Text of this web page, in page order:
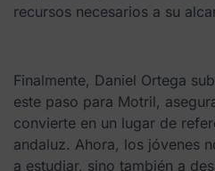
recursos necesarios a su
Finalmente, Daniel Ortega
este paso para Motril,
convierte en un lugar de
andaluz. Ahora, los jóvenes
a estudiar, sino también a